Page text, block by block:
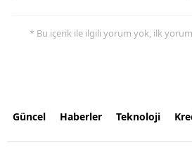
* Bu içerik ile ilgili yorum yok, ilk
Güncel Haberler Teknoloji